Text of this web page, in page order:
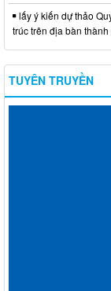
lấy ý kiến dự thảo
trúc trên địa bàn
TUYÊN TRUYỀN